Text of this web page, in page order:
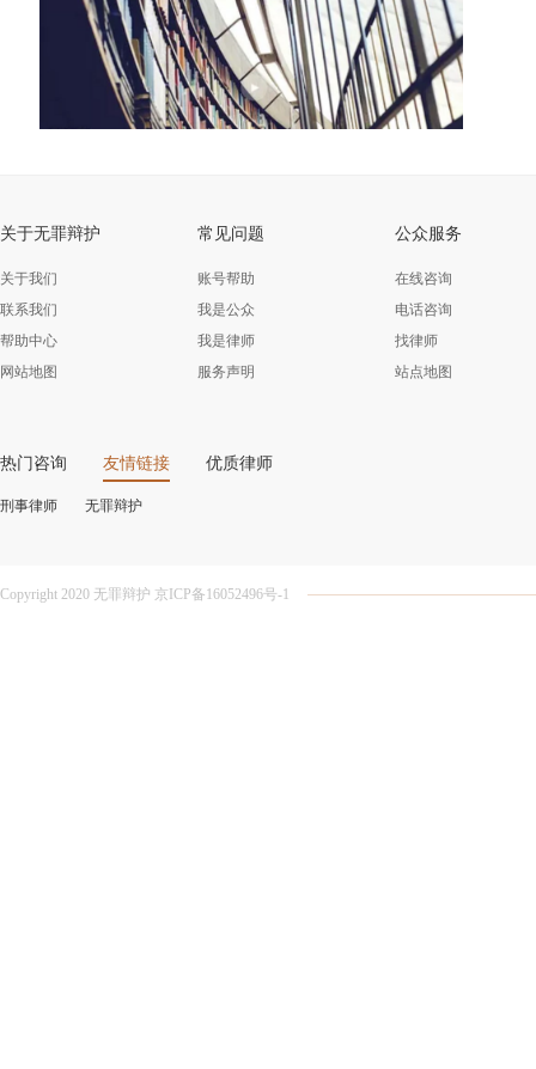
关于无罪辩护
关于我们
联系我们
帮助中心
网站地图
常见问题
账号帮助
我是公众
我是律师
服务声明
公众服务
在线咨询
电话咨询
找律师
站点地图
热门咨询 友情链接 优质律师
刑事律师 无罪辩护
Copyright 2020 无罪辩护 京ICP备16052496号-1